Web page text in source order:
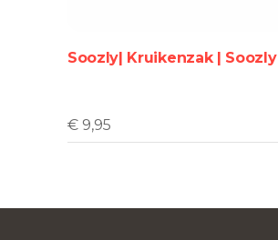
Soozly| Kruikenzak | Soozly
€ 9,95